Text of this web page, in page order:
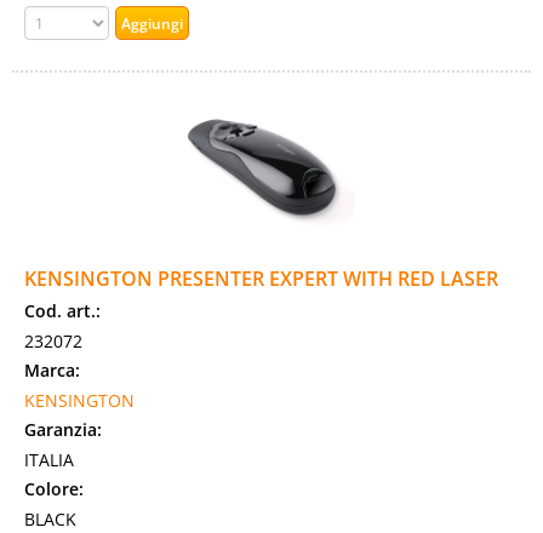
KENSINGTON PRESENTER EXPERT WITH RED LASER
Cod. art.:
232072
Marca:
KENSINGTON
Garanzia:
ITALIA
Colore:
BLACK